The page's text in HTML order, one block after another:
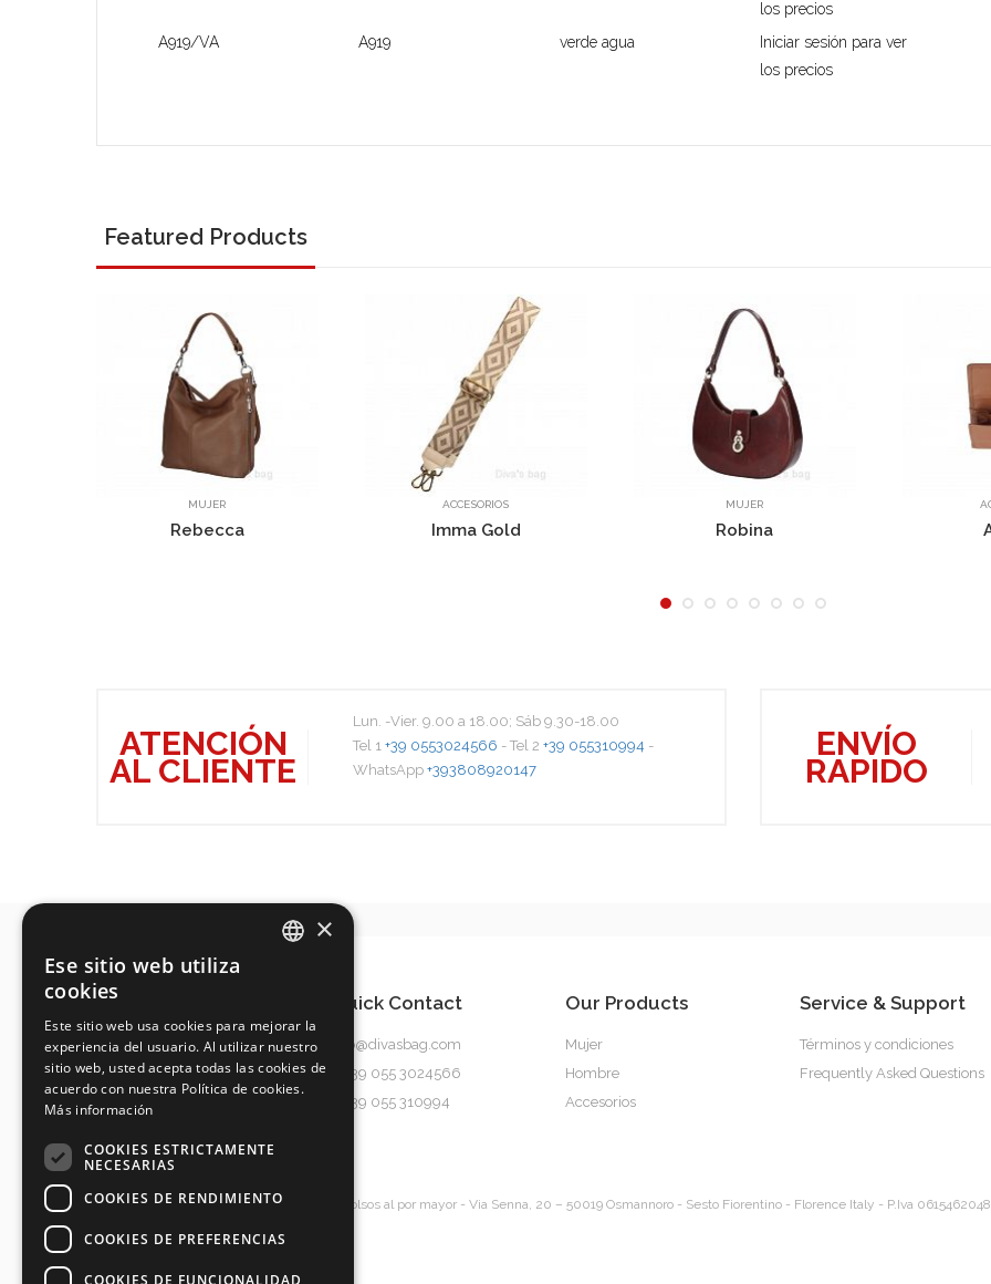
los precios
A919/VA
A919 verde agua
Iniciar sesión para ver
los precios
Featured Products
ATENCIÓN
AL CLIENTE
Lun. -Vier. 9.00 a 18.00; Sáb 9.30-18.00
Tel 1 +39 0553024566 - Tel 2 +39 055310994 -
WhatsApp +393808920147
ENVÍO
RAPIDO
Quick Contact
info@divasbag.com
0039 055 3024566
0039 055 310994
Our Products
Mujer
Hombre
Accesorios
Service & Support
Términos y condiciones
Frequently Asked Questions
Bolsos al por mayor- Via Senna, 20 – 50019 Osmannoro - Sesto Fiorentino - Florence Italy - P.Iva
SPANISH
GERMAN
×
Ese sitio web utiliza
cookies
Este sitio web usa cookies para mejorar la
experiencia del usuario. Al utilizar nuestro
sitio web, usted acepta todas las cookies de
acuerdo con nuestra Política de cookies.
Más información
COOKIES ESTRICTAMENTE
NECESARIAS
COOKIES DE RENDIMIENTO
COOKIES DE PREFERENCIAS
COOKIES DE FUNCIONALIDAD